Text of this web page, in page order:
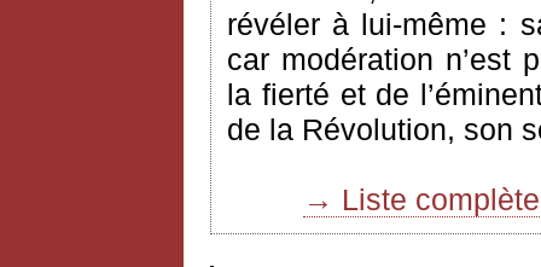
révéler à lui-même :
car modération n’est
la fierté et de
de la Révolution, son
→ Liste